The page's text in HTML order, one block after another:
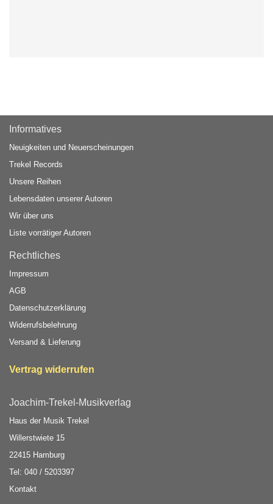
Informatives
Neuigkeiten und Neuerscheinungen
Trekel Records
Unsere Reihen
Lebensdaten unserer Autoren
Wir über uns
Liste vorrätiger Autoren
Rechtliches
Impressum
AGB
Datenschutzerklärung
Widerrufsbelehrung
Versand & Lieferung
Vertrag widerrufen
Joachim-Trekel-Musikverlag
Haus der Musik Trekel
Willerstwiete 15
22415 Hamburg
Tel: 040 / 5203397
Kontakt